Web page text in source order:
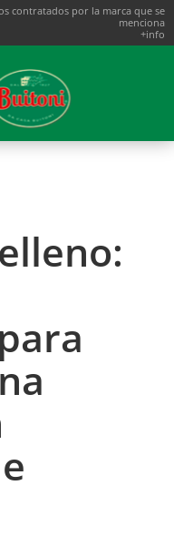
contratados por la marca que se
menciona
+info